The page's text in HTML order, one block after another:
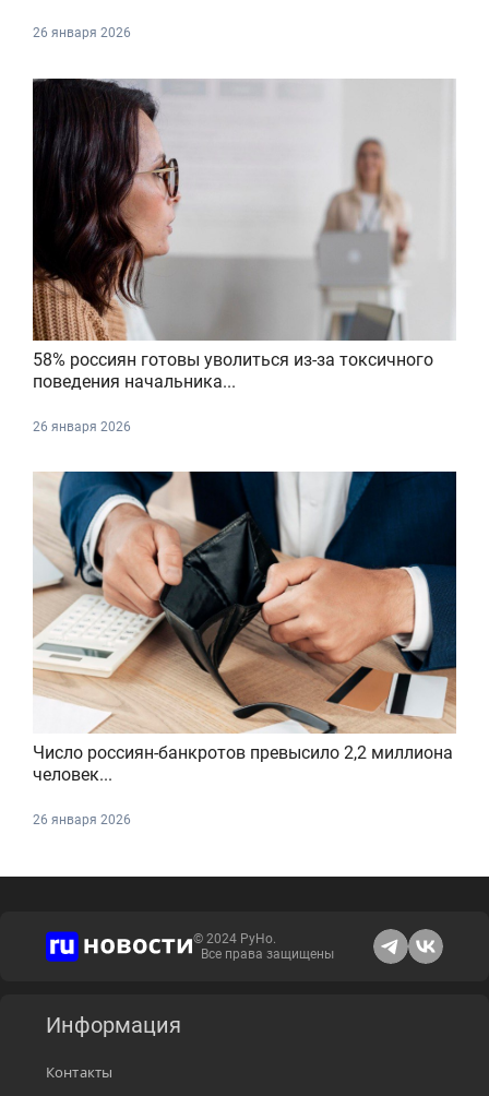
26 января 2026
58% россиян готовы уволиться из-за токсичного
поведения начальника...
26 января 2026
Число россиян-банкротов превысило 2,2 миллиона
человек...
26 января 2026
© 2024 РуНо.
Все права защищены
Информация
Контакты